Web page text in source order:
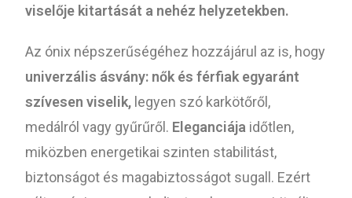
viselője kitartását a nehéz helyzetekben.
Az ónix népszerűségéhez hozzájárul az is, hogy
univerzális ásvány: nők és férfiak egyaránt
szívesen viselik, legyen szó karkötőről,
medálról vagy gyűrűről. Eleganciája időtlen,
miközben energetikai szinten stabilitást,
biztonságot és magabiztosságot sugall. Ezért